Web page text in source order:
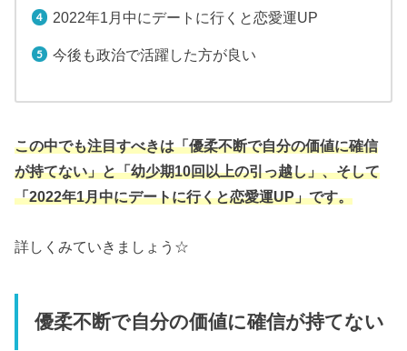
2022年1月中にデートに行くと恋愛運UP
今後も政治で活躍した方が良い
この中でも注目すべきは「優柔不断で自分の価値に確信
が持てない」と「幼少期10回以上の引っ越し」、そして
「2022年1月中にデートに行くと恋愛運UP」です。
詳しくみていきましょう☆
優柔不断で自分の価値に確信が持てない